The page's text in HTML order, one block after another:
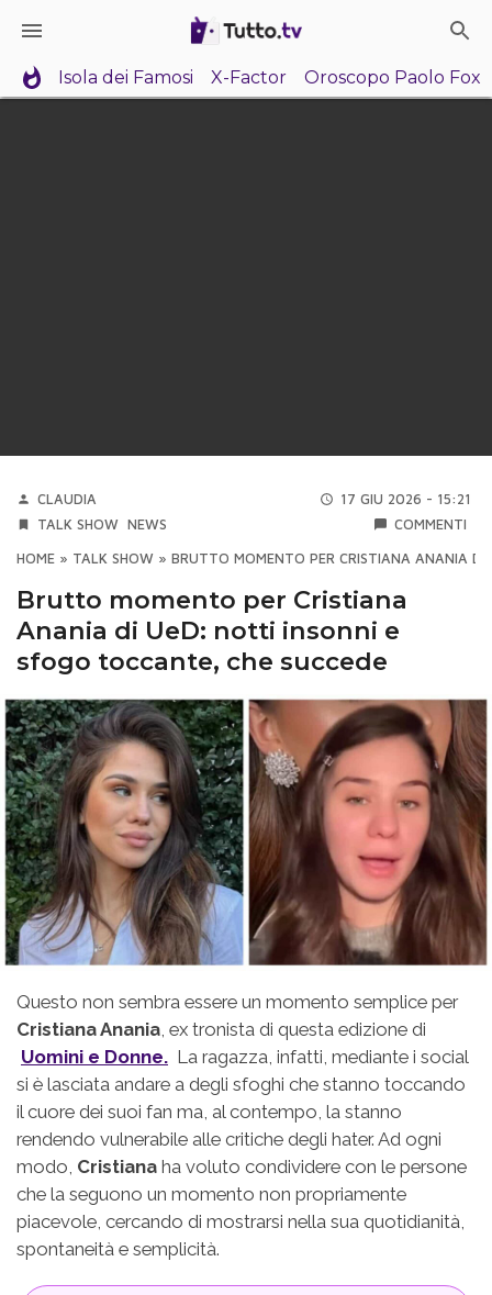
Isola dei Famosi X-Factor Oroscopo Paolo Fox
CLAUDIA
17 GIU 2026 - 15:21
TALK SHOW NEWS COMMENTI
HOME » TALK SHOW » BRUTTO MOMENTO PER CRISTIANA ANANIA DI
Brutto momento per Cristiana
Anania di UeD: notti insonni e
sfogo toccante, che succede
Questo non sembra essere un momento semplice per
Cristiana Anania, ex tronista di questa edizione di
Uomini e Donne. La ragazza, infatti, mediante i social
si è lasciata andare a degli sfoghi che stanno toccando
il cuore dei suoi fan ma, al contempo, la stanno
rendendo vulnerabile alle critiche degli hater. Ad ogni
modo, Cristiana ha voluto condividere con le persone
che la seguono un momento non propriamente
piacevole, cercando di mostrarsi nella sua quotidianità,
spontaneità e semplicità.